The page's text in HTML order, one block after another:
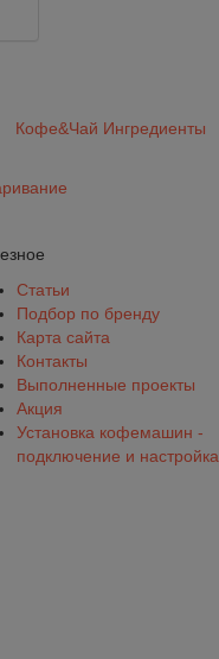
Кофе&Чай Ингредиенты
Статьи
Подбор по бренду
Карта сайта
Контакты
Выполненные проекты
Акция
Установка кофемашин -
подключение и настройка